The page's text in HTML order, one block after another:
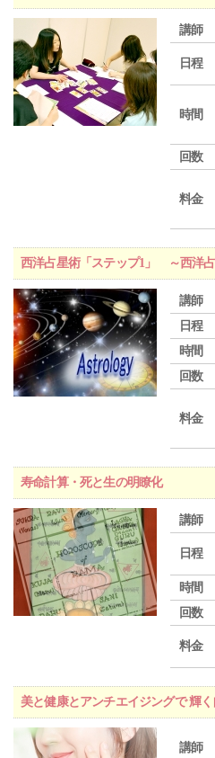
講師
日程
時間
回数
料金
西洋占星術「ステップ1」 ～西洋
講師
日程
時間
回数
料金
寿命計算・死と生の明瞭化
講師
日程
時間
回数
料金
美と健康とアンチエイジングで 輝
講師